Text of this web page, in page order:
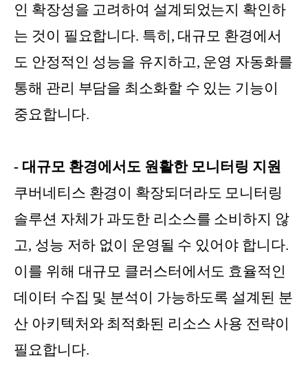
인 확장성을 고려하여 설계되었는지 확인하
는 것이 필요합니다. 특히, 대규모 환경에서
도 안정적인 성능을 유지하고, 운영 자동화를
통해 관리 부담을 최소화할 수 있는 기능이
중요합니다.
- 대규모 환경에서도 원활한 모니터링 지원
쿠버네티스 환경이 확장되더라도 모니터링
솔루션 자체가 과도한 리소스를 소비하지 않
고, 성능 저하 없이 운영될 수 있어야 합니다.
이를 위해 대규모 클러스터에서도 효율적인
데이터 수집 및 분석이 가능하도록 설계된 분
산 아키텍처와 최적화된 리소스 사용 전략이
필요합니다.